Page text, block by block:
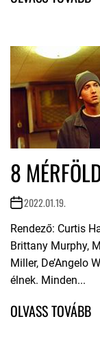
8
2022.01.19.
Rendező: Curtis
Brittany Murphy,
Miller, De’Angelo
élnek. Minden...